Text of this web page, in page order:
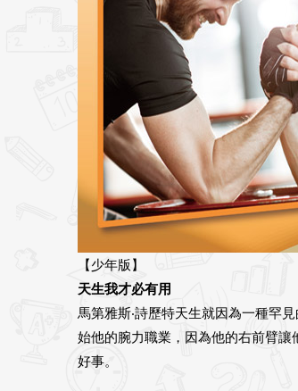
【少年版】
天生我才必有用
馬第雅斯‧詩歷特天生就因為一種罕
始他的腕力職業，因為他的右前臂
好事。